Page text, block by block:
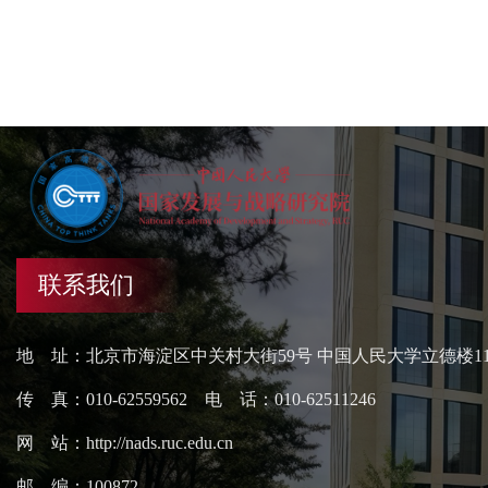
联系我们
地 址：北京市海淀区中关村大街59号 中国人民大学立德楼
传 真：010-62559562 电 话：010-62511246
网 站：http://nads.ruc.edu.cn